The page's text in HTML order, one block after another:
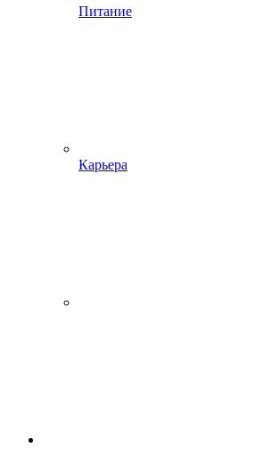
Питание
Карьера